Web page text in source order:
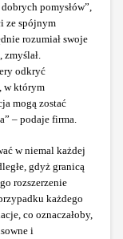
pomysłów”,
ze spójnym
rozumiał swoje
odkryć
w którym
mogą zostać
– podaje firma.
w niemal każdej
gdyż granicą
rozszerzenie
każdego
co oznaczałoby,
i